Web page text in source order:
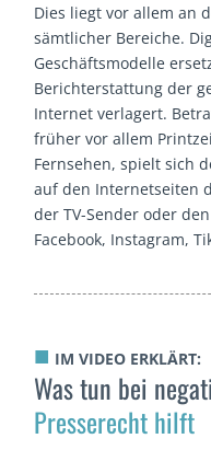
Dies liegt vor allem an
sämtlicher Bereiche.
Geschäftsmodelle
Berichterstattung der
Internet verlagert.
früher vor allem
Fernsehen, spielt sich
auf den Internetseiten
der TV-Sender oder
Facebook, Instagram,
■ IM VIDEO ERKLÄRT:
Was tun bei
Presserecht hilft